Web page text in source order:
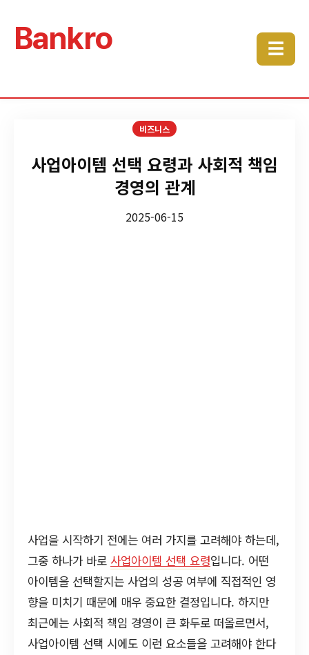
Bankro ☰
비즈니스
사업아이템 선택 요령과 사회적 책임
경영의 관계
2025-06-15
사업을 시작하기 전에는 여러 가지를 고려해야 하는데,
그중 하나가 바로 사업아이템 선택 요령입니다. 어떤
아이템을 선택할지는 사업의 성공 여부에 직접적인 영
향을 미치기 때문에 매우 중요한 결정입니다. 하지만
최근에는 사회적 책임 경영이 큰 화두로 떠올르면서,
사업아이템 선택 시에도 이런 요소들을 고려해야 한다